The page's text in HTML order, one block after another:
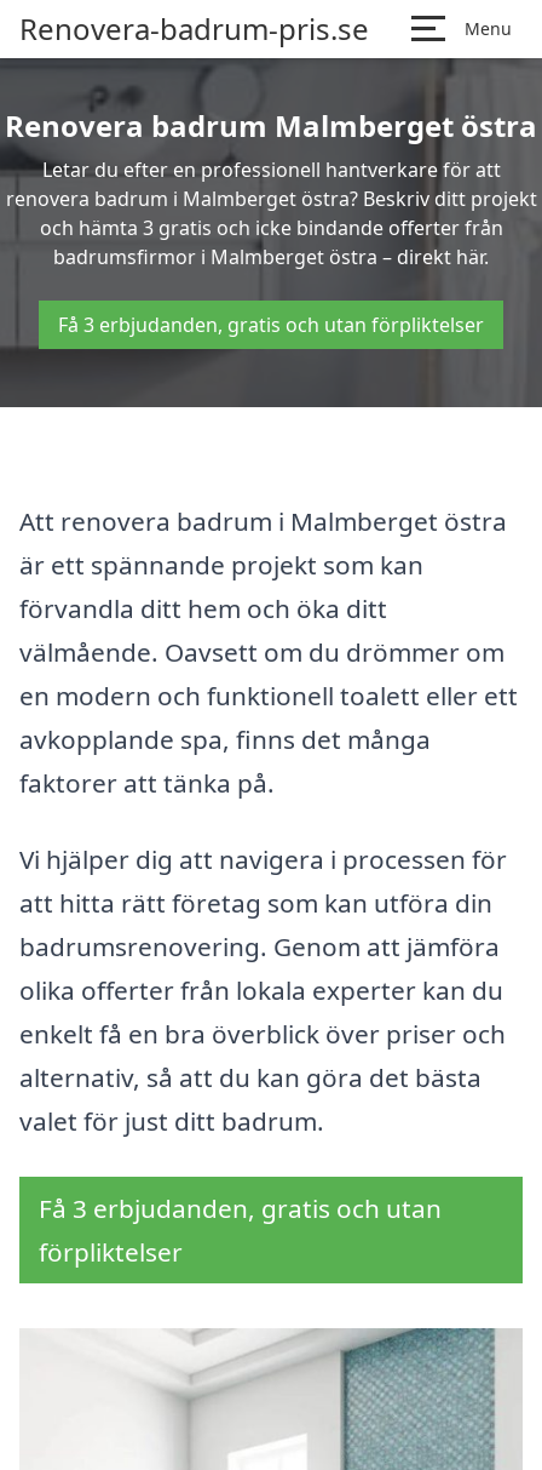
Renovera-badrum-pris.se Menu
Renovera badrum Malmberget östra
Letar du efter en professionell hantverkare för att
renovera badrum i Malmberget östra? Beskriv ditt projekt
och hämta 3 gratis och icke bindande offerter från
badrumsfirmor i Malmberget östra – direkt här.
Få 3 erbjudanden, gratis och utan förpliktelser
Att renovera badrum i Malmberget östra
är ett spännande projekt som kan
förvandla ditt hem och öka ditt
välmående. Oavsett om du drömmer om
en modern och funktionell toalett eller ett
avkopplande spa, finns det många
faktorer att tänka på.
Vi hjälper dig att navigera i processen för
att hitta rätt företag som kan utföra din
badrumsrenovering. Genom att jämföra
olika offerter från lokala experter kan du
enkelt få en bra överblick över priser och
alternativ, så att du kan göra det bästa
valet för just ditt badrum.
Få 3 erbjudanden, gratis och utan
förpliktelser